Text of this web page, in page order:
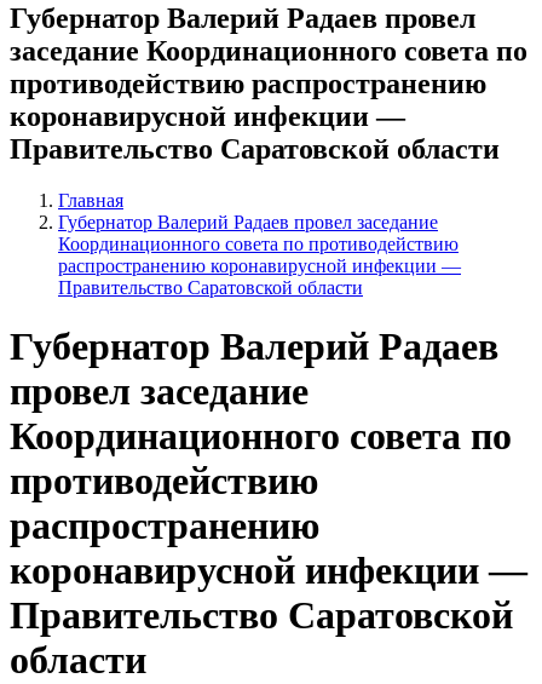
Губернатор Валерий Радаев провел
заседание Координационного совета по
противодействию распространению
коронавирусной инфекции —
Правительство Саратовской области
Главная
Губернатор Валерий Радаев провел заседание
Координационного совета по противодействию
распространению коронавирусной инфекции —
Правительство Саратовской области
Губернатор Валерий Радаев
провел заседание
Координационного совета по
противодействию
распространению
коронавирусной инфекции —
Правительство Саратовской
области